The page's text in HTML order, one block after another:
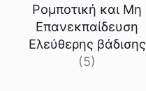
Ρομποτική και Μη
Επανεκπαίδευση
Ελεύθερης βάδισης
(5)